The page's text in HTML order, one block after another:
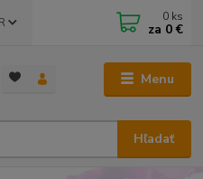
Menu
Hľadať
0 ks
za 0 €